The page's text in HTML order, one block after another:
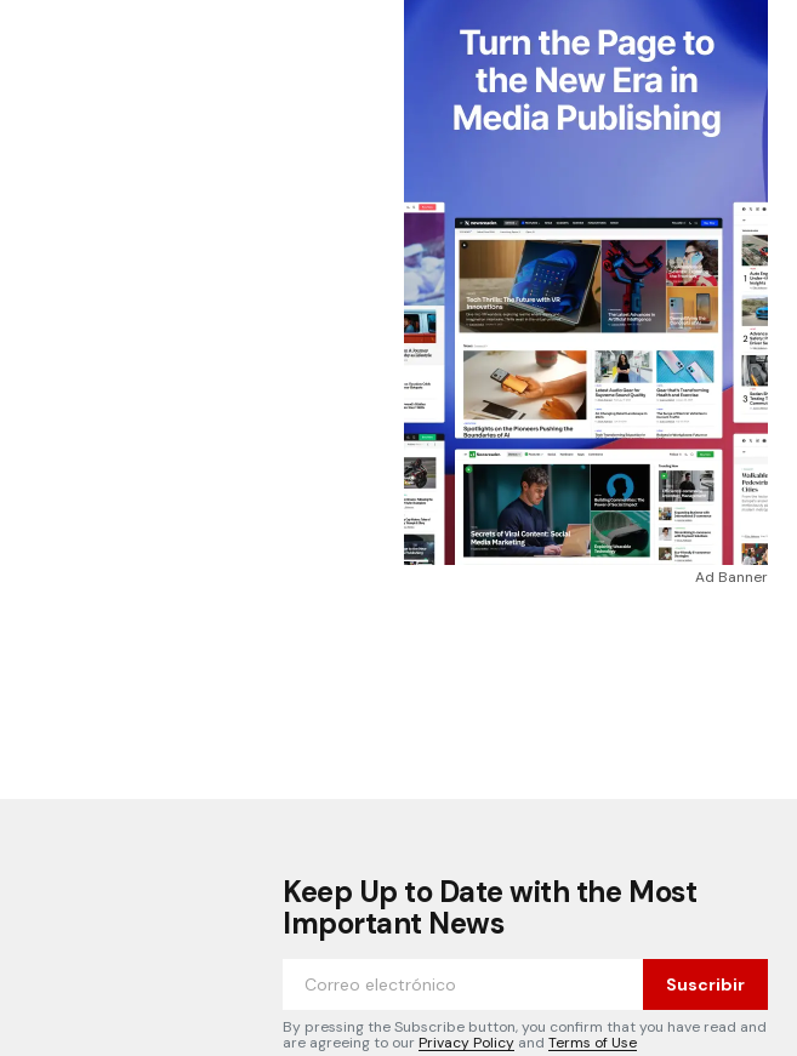
Ad Banner
Keep Up to Date with the Most
Important News
Suscribir
By pressing the Subscribe button, you confirm that you have read and
are agreeing to ourPrivacy Policy and Terms of Use